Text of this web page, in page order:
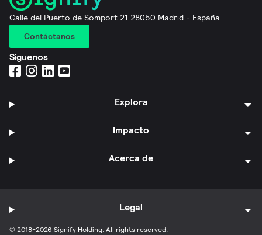
Calle del Puerto de Somport 21 28050 Madrid - España
Contáctanos
Síguenos
Explora
Impacto
Acerca de
© 2018-2026 Signify Holding. All rights reserved.
Legal